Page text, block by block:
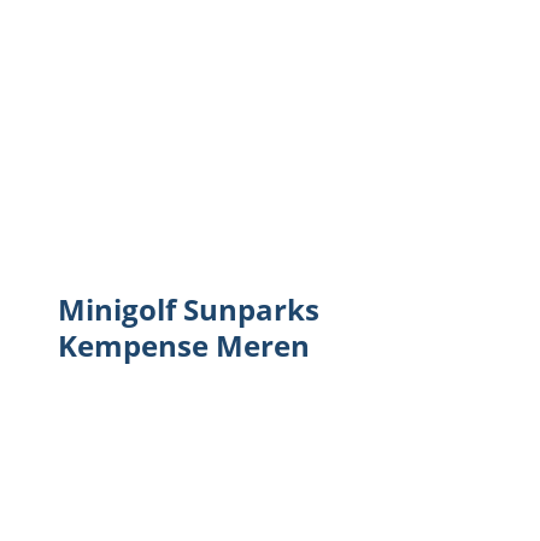
Minigolf Sunparks
Kempense Meren